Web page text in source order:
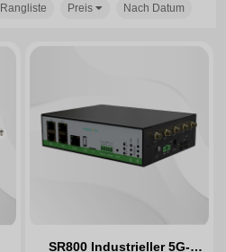
Rangliste Preis Nach Datum
SR800 Industrieller 5G-